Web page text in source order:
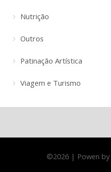
Nutrição
Outros
Patinação Artística
Viagem e Turismo
©2026 | Powen by